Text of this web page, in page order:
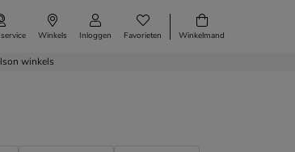
Winkels Inloggen Favorieten Winkelmand
winkels